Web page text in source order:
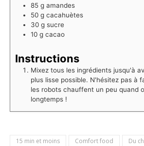
85 g amandes
50 g cacahuètes
30 g sucre
10 g cacao
Instructions
Mixez tous les ingrédients jusqu'à
plus lisse possible. N'hésitez pas à
les robots chauffent un peu quand
longtemps !
15 min et moins Comfort food
Du